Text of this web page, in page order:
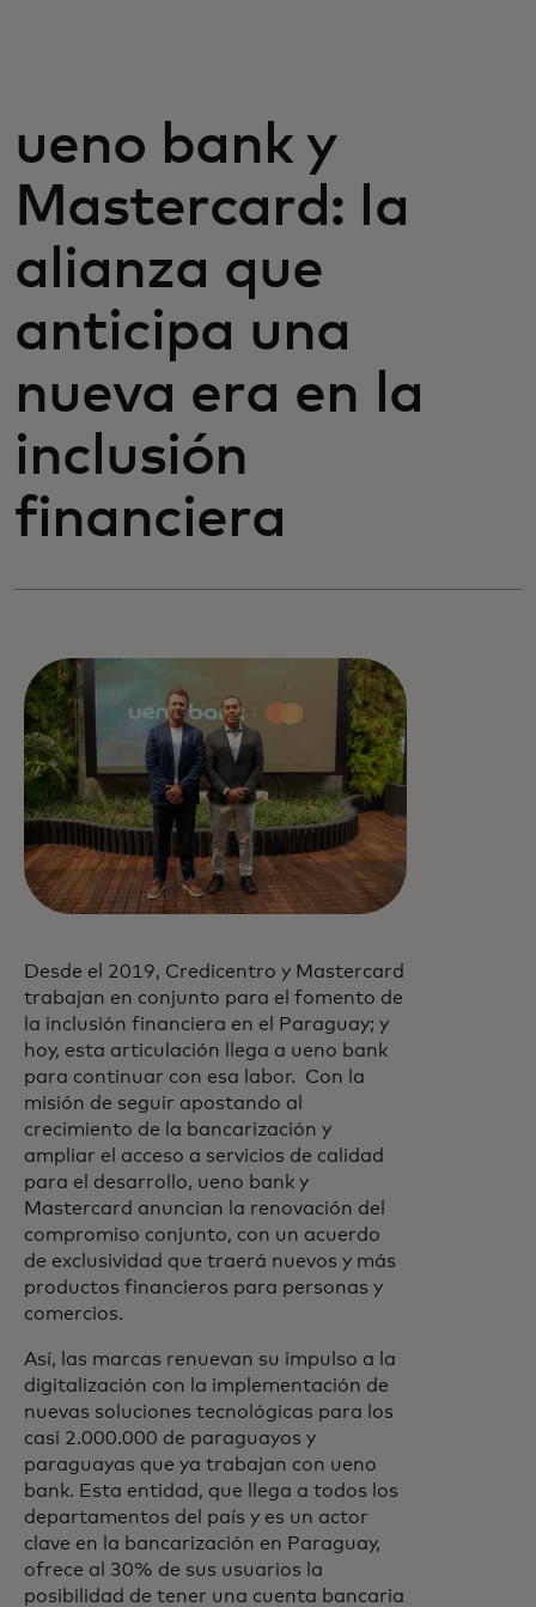
Para empresas
Para el mundo
Para innovadores
Noticias y tendencias
ueno bank y
Mastercard: la
alianza que
anticipa una
nueva era en la
inclusión
financiera
Desde el 2019, Credicentro y Mastercard
trabajan en conjunto para el fomento de
la inclusión financiera en el Paraguay; y
hoy, esta articulación llega a ueno bank
para continuar con esa labor. Con la
misión de seguir apostando al
crecimiento de la bancarización y
ampliar el acceso a servicios de calidad
para el desarrollo, ueno bank y
Mastercard anuncian la renovación del
compromiso conjunto, con un acuerdo
de exclusividad que traerá nuevos y más
productos financieros para personas y
comercios.
Así, las marcas renuevan su impulso a la
digitalización con la implementación de
nuevas soluciones tecnológicas para los
casi 2.000.000 de paraguayos y
paraguayas que ya trabajan con ueno
bank. Esta entidad, que llega a todos los
departamentos del país y es un actor
clave en la bancarización en Paraguay,
ofrece al 30% de sus usuarios la
posibilidad de tener una cuenta bancaria